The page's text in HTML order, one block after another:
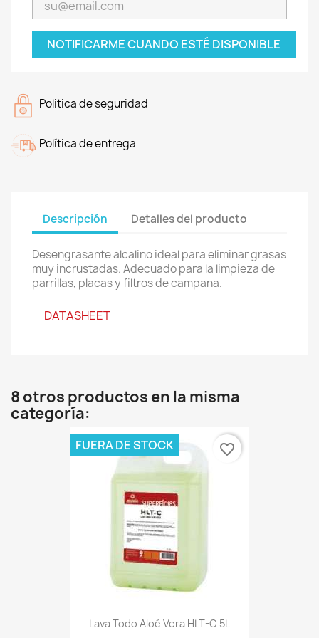
NOTIFICARME CUANDO ESTÉ DISPONIBLE
Politica de seguridad
Política de entrega
Descripción Detalles del producto
Desengrasante alcalino ideal para eliminar grasas
muy incrustadas.Adecuado para la limpieza de
parrillas, placas y filtros de campana.
DATASHEET
8 otros productos en la misma
categoría:
Lava Todo Aloé Vera HLT-C 5L
FUERA DE STOCK favorite_border